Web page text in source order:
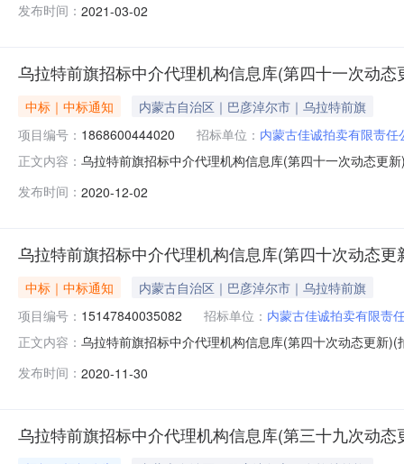
机构）序号投标人名称授权委托人联系电话优惠率1深圳
发布时间： 2021-03-02
乌拉特前旗招标中介代理机构信息库(第四十一次动态
中标｜中标通知
内蒙古自治区｜巴彦淖尔市｜乌拉特前旗
项目编号： 1868600444020 招标单位： 内蒙古佳诚拍卖有限责任
正文内容： 乌拉特前旗招标中介代理机构信息库(第四十一次动态更
建星项目管理顾问有限公司边云1514883298835%2河
发布时间： 2020-12-02
乌拉特前旗招标中介代理机构信息库(第四十次动态更
中标｜中标通知
内蒙古自治区｜巴彦淖尔市｜乌拉特前旗
项目编号： 15147840035082 招标单位： 内蒙古佳诚拍卖有限责
正文内容： 乌拉特前旗招标中介代理机构信息库(第四十次动态更新
目管理顾问有限公司边云1514883298835%2河南创达
发布时间： 2020-11-30
乌拉特前旗招标中介代理机构信息库(第三十九次动态